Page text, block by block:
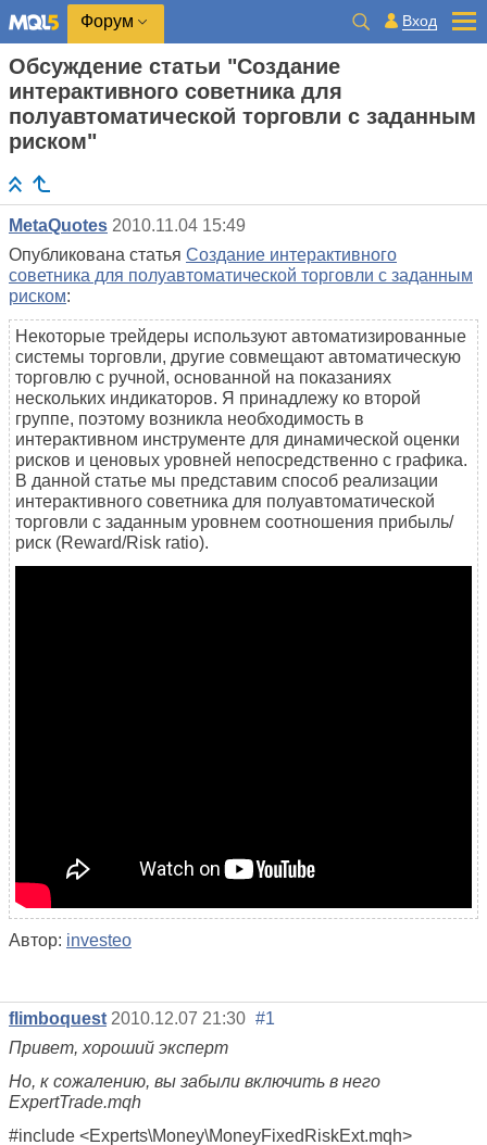
Форум Вход
Обсуждение статьи "Создание
интерактивного советника для
полуавтоматической торговли с заданным
риском"
MetaQuotes 2010.11.04 15:49
Опубликована статья Создание интерактивного
советника для полуавтоматической торговли с заданным
риском:
Некоторые трейдеры используют автоматизированные
системы торговли, другие совмещают автоматическую
торговлю с ручной, основанной на показаниях
нескольких индикаторов. Я принадлежу ко второй
группе, поэтому возникла необходимость в
интерактивном инструменте для динамической оценки
рисков и ценовых уровней непосредственно с графика.
В данной статье мы представим способ реализации
интерактивного советника для полуавтоматической
торговли с заданным уровнем соотношения прибыль/
риск (Reward/Risk ratio).
Автор: investeo
flimboquest 2010.12.07 21:30 #1
Привет, хороший эксперт
Но, к сожалению, вы забыли включить в него
ExpertTrade.mqh
#include <Experts\Money\MoneyFixedRiskExt.mqh>